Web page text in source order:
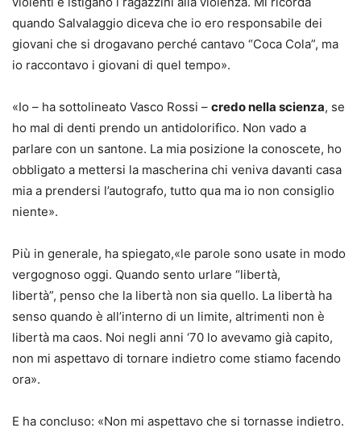
quando Salvalaggio diceva che io ero responsabile dei
giovani che si drogavano perché cantavo “Coca Cola”, ma
io raccontavo i giovani di quel tempo».
«Io – ha sottolineato Vasco Rossi – credo nella scienza, se
ho mal di denti prendo un antidolorifico. Non vado a
parlare con un santone. La mia posizione la conoscete, ho
obbligato a mettersi la mascherina chi veniva davanti casa
mia a prendersi l’autografo, tutto qua ma io non consiglio
niente».
Più in generale, ha spiegato,«le parole sono usate in modo
vergognoso oggi. Quando sento urlare “libertà,
libertà”, penso che la libertà non sia quello. La libertà ha
senso quando è all’interno di un limite, altrimenti non è
libertà ma caos. Noi negli anni ‘70 lo avevamo già capito,
non mi aspettavo di tornare indietro come stiamo facendo
ora».
E ha concluso: «Non mi aspettavo che si tornasse indietro.